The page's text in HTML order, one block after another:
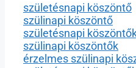
születésnapi köszöntő
szülinapi köszöntő
születésnapi
szülinapi köszöntők
érzelmes szülinapi